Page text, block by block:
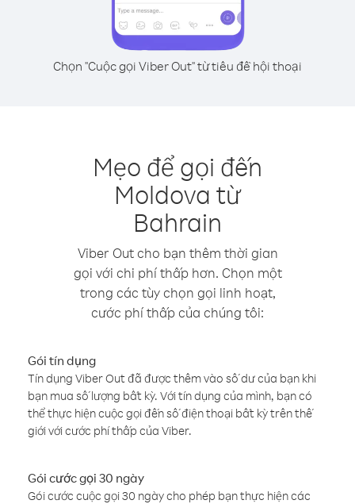
Chọn "Cuộc gọi Viber Out" từ tiêu đề hội thoại
Mẹo để gọi đến
Moldova từ
Bahrain
Viber Out cho bạn thêm thời gian
gọi với chi phí thấp hơn. Chọn một
trong các tùy chọn gọi linh hoạt,
cước phí thấp của chúng tôi:
Gói tín dụng
Tín dụng Viber Out đã được thêm vào số dư của bạn khi
bạn mua số lượng bất kỳ. Với tín dụng của mình, bạn có
thể thực hiện cuộc gọi đến số điện thoại bất kỳ trên thế
giới với cước phí thấp của Viber.
Gói cước gọi 30 ngày
Gói cước cuộc gọi 30 ngày cho phép bạn thực hiện các